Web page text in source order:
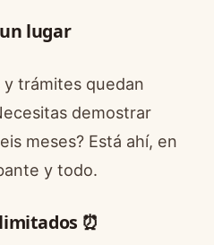
lugar
trámites quedan
demostrar
meses? Está ahí, en
y todo.
⏰